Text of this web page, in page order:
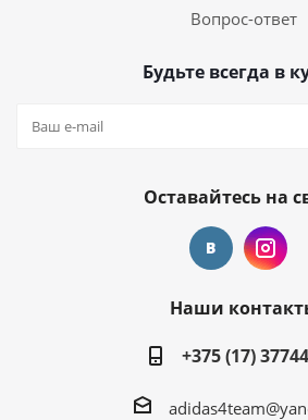
Вопрос-ответ
Будьте всегда в
Оставайтесь на
Наши
+375 (17)